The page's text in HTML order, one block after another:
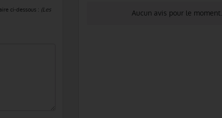
ci-dessous : (Les Aucun avis pour le moment.